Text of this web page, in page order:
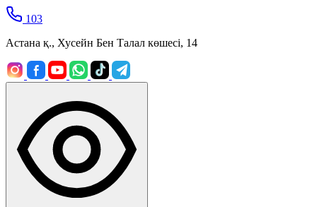
103
Астана қ., Хусейн Бен Талал көшесі, 14